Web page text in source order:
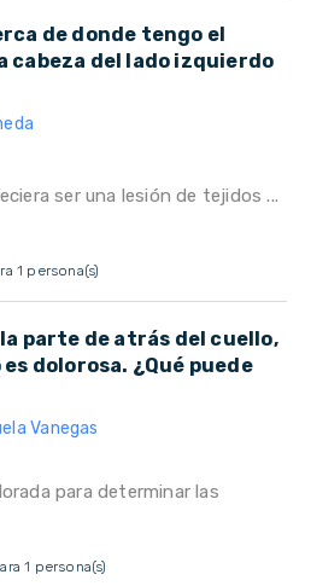
de donde tengo el
cabeza del lado izquierdo
ser una lesión de tejidos ...
1 persona(s)
parte de atrás del cuello,
dolorosa. ¿Qué puede
Vanegas
para determinar las
1 persona(s)